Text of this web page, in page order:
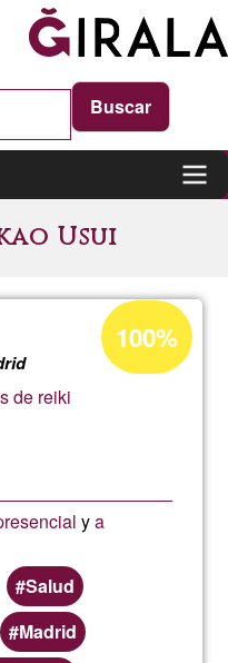
Usui
de reiki
ya
Salud
Madrid
Porcentaje
de
aceptación
100%